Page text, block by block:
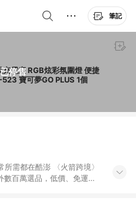
筆記
停售
電座 RGB炫彩氛圍燈 便捷
磁吸充電 HBS-523 寶可夢GO PLUS 1個
需都在酷澎 〈火箭跨境〉
數百萬選品，低價、免運，